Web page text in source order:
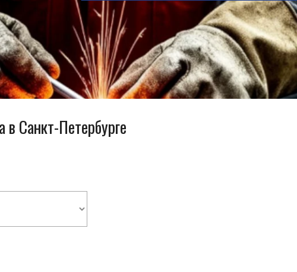
в Санкт-Петербурге